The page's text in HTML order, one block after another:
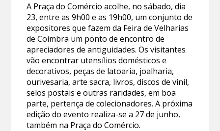
A Praça do Comércio acolhe, no sábado, dia
23, entre as 9h00 e as 19h00, um conjunto de
expositores que fazem da Feira de Velharias
de Coimbra um ponto de encontro de
apreciadores de antiguidades. Os visitantes
vão encontrar utensílios domésticos e
decorativos, peças de latoaria, joalharia,
ourivesaria, arte sacra, livros, discos de vinil,
selos postais e outras raridades, em boa
parte, pertença de colecionadores. A próxima
edição do evento realiza-se a 27 de junho,
também na Praça do Comércio.